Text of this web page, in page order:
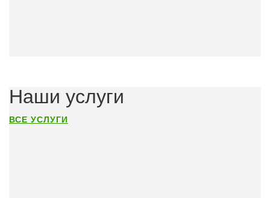
Наши услуги
ВСЕ УСЛУГИ